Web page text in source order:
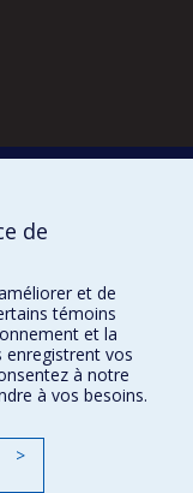
de
et de
témoins
et la
enregistrent vos
à notre
à vos besoins.
>